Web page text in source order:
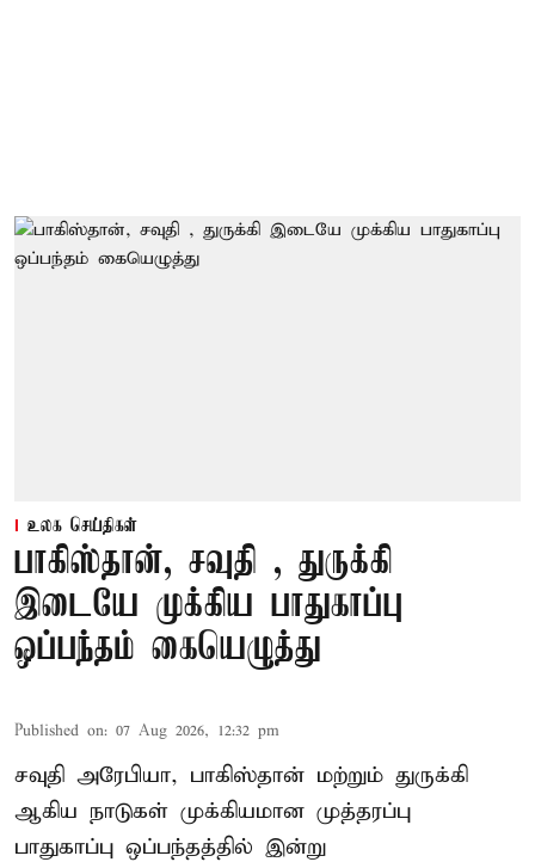
உலக செய்திகள்
பாகிஸ்தான், சவுதி , துருக்கி
இடையே முக்கிய பாதுகாப்பு
ஒப்பந்தம் கையெழுத்து
Published on: 07 Aug 2026, 12:32 pm
சவுதி அரேபியா, பாகிஸ்தான் மற்றும் துருக்கி
ஆகிய நாடுகள் முக்கியமான முத்தரப்பு
பாதுகாப்பு ஒப்பந்தத்தில் இன்று